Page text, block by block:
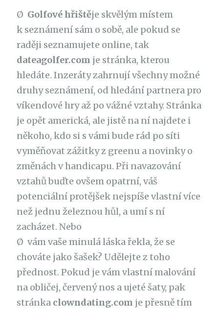
Ø Golfové hřištěje skvělým místem
k seznámení sám o sobě, ale pokud se
raději seznamujete online, tak
dateagolfer.com je stránka, kterou
hledáte. Inzeráty zahrnují všechny možné
druhy seznámení, od hledání partnera pro
víkendové hry až po vážné vztahy. Stránka
je opět americká, ale jistě na ní najdete i
někoho, kdo si s vámi bude rád po síti
vyměňovat zážitky z greenu a novinky o
změnách v handicapu. Při navazování
vztahů buďte ovšem opatrní, váš
potenciální protějšek nejspíše vlastní více
než jednu železnou hůl, a umí s ní
zacházet. Nebo
Ø vám vaše minulá láska řekla, že se
chováte jako šašek? Udělejte z toho
přednost. Pokud je vám vlastní malování
na obličej, červený nos a ujeté šaty, pak
stránka clowndating.com je přesně tím